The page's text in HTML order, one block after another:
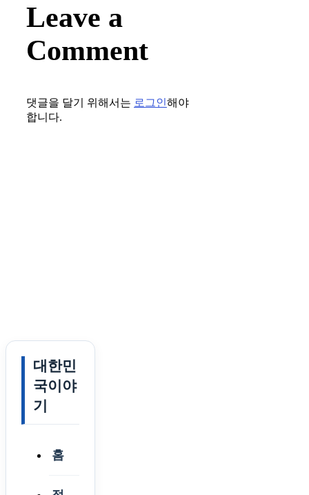
Leave a
Comment
댓글을 달기 위해서는 로그인해야
합니다.
대한민
국이야
기
홈